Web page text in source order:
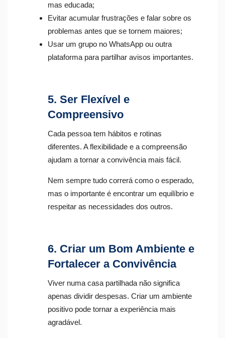
mas educada;
Evitar acumular frustrações e falar sobre os
problemas antes que se tornem maiores;
Usar um grupo no WhatsApp ou outra
plataforma para partilhar avisos importantes.
5. Ser Flexível e
Compreensivo
Cada pessoa tem hábitos e rotinas
diferentes. A flexibilidade e a compreensão
ajudam a tornar a convivência mais fácil.
Nem sempre tudo correrá como o esperado,
mas o importante é encontrar um equilíbrio e
respeitar as necessidades dos outros.
6. Criar um Bom Ambiente e
Fortalecer a Convivência
Viver numa casa partilhada não significa
apenas dividir despesas. Criar um ambiente
positivo pode tornar a experiência mais
agradável.